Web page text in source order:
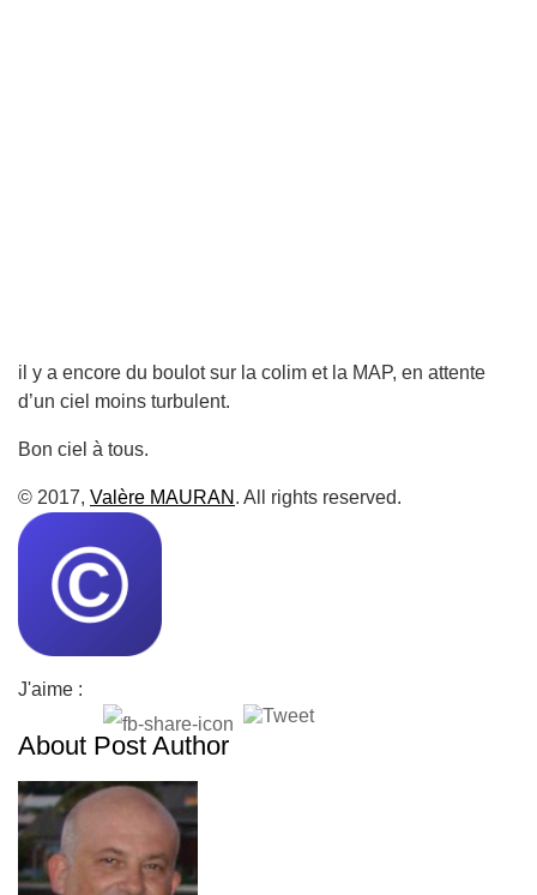
il y a encore du boulot sur la colim et la MAP, en attente
d’un ciel moins turbulent.
Bon ciel à tous.
© 2017, Valère MAURAN . All rights reserved.
J'aime :
About Post Author